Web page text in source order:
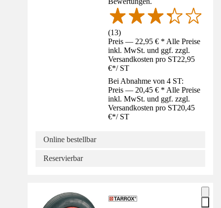
(13)
Preis — 22,95 € * Alle Preise
inkl. MwSt. und ggf. zzgl.
Versandkosten pro ST22,95
€*/ ST
Bei Abnahme von 4 ST:
Preis — 20,45 € * Alle Preise
inkl. MwSt. und ggf. zzgl.
Versandkosten pro ST20,45
€*/ ST
Online bestellbar
Reservierbar